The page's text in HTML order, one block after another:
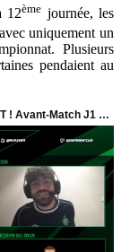
12ème journée, les
uniquement un
Plusieurs
pendaient au